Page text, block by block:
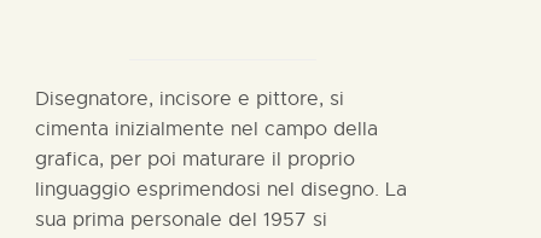
Disegnatore, incisore e pittore, si
cimenta inizialmente nel campo della
grafica, per poi maturare il proprio
linguaggio esprimendosi nel disegno. La
sua prima personale del 1957 si